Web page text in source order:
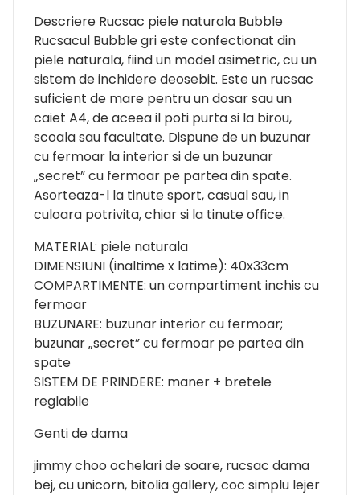
Descriere Rucsac piele naturala Bubble
Rucsacul Bubble gri este confectionat din
piele naturala, fiind un model asimetric, cu un
sistem de inchidere deosebit. Este un rucsac
suficient de mare pentru un dosar sau un
caiet A4, de aceea il poti purta si la birou,
scoala sau facultate. Dispune de un buzunar
cu fermoar la interior si de un buzunar
„secret” cu fermoar pe partea din spate.
Asorteaza-l la tinute sport, casual sau, in
culoara potrivita, chiar si la tinute office.
MATERIAL: piele naturala
DIMENSIUNI (inaltime x latime): 40x33cm
COMPARTIMENTE: un compartiment inchis cu
fermoar
BUZUNARE: buzunar interior cu fermoar;
buzunar „secret” cu fermoar pe partea din
spate
SISTEM DE PRINDERE: maner + bretele
reglabile
Genti de dama
jimmy choo ochelari de soare, rucsac dama
bej, cu unicorn, bitolia gallery, coc simplu lejer